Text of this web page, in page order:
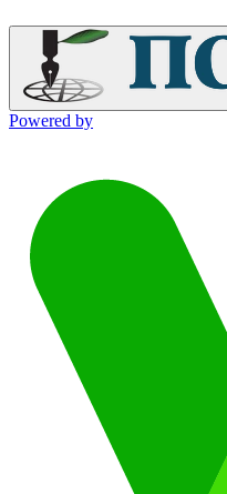
Powered by